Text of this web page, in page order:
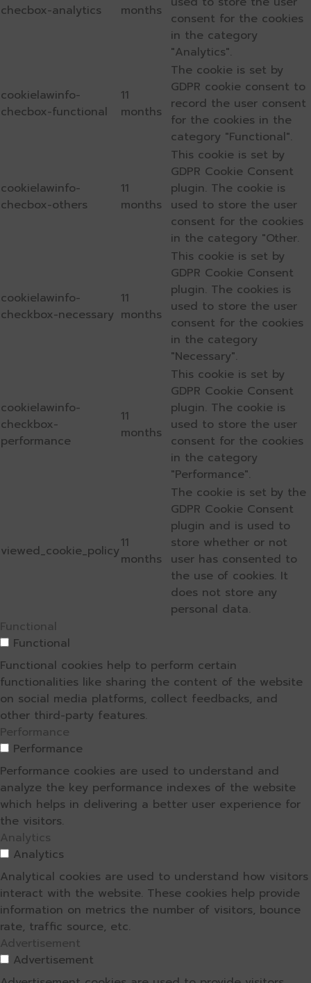
checbox-analytics
months
consent for the cookies
in the category
"Analytics".
cookielawinfo-
checbox-functional
11
months
The cookie is set by
GDPR cookie consent to
record the user consent
for the cookies in the
category "Functional".
cookielawinfo-
checbox-others
11
months
This cookie is set by
GDPR Cookie Consent
plugin. The cookie is
used to store the user
consent for the cookies
in the category "Other.
cookielawinfo-
checkbox-necessary
11
months
This cookie is set by
GDPR Cookie Consent
plugin. The cookies is
used to store the user
consent for the cookies
in the category
"Necessary".
cookielawinfo-
checkbox-
performance
11
months
This cookie is set by
GDPR Cookie Consent
plugin. The cookie is
used to store the user
consent for the cookies
in the category
"Performance".
viewed_cookie_policy11
months
The cookie is set by the
GDPR Cookie Consent
plugin and is used to
store whether or not
user has consented to
the use of cookies. It
does not store any
personal data.
Functional
Functional
Functional cookies help to perform certain
functionalities like sharing the content of the website
on social media platforms, collect feedbacks, and
other third-party features.
Performance
Performance
Performance cookies are used to understand and
analyze the key performance indexes of the website
which helps in delivering a better user experience for
the visitors.
Analytics
Analytics
Analytical cookies are used to understand how visitors
interact with the website. These cookies help provide
information on metrics the number of visitors, bounce
rate, traffic source, etc.
Advertisement
Advertisement